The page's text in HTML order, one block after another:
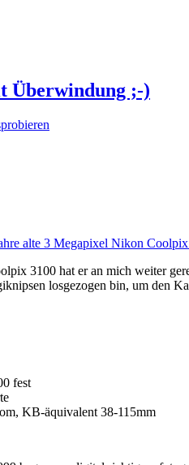
Überwindung ;-)
alte 3 Megapixel Nikon
3100 hat er an mich weiter
losgezogen bin, um den
fest
KB-äquivalent 38-115mm